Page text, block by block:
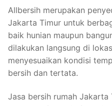
Allbersih merupakan
Jakarta Timur untuk
baik hunian maupun
dilakukan langsung di
menyesuaikan kondisi
bersih dan tertata.
Jasa bersih rumah Jakarta